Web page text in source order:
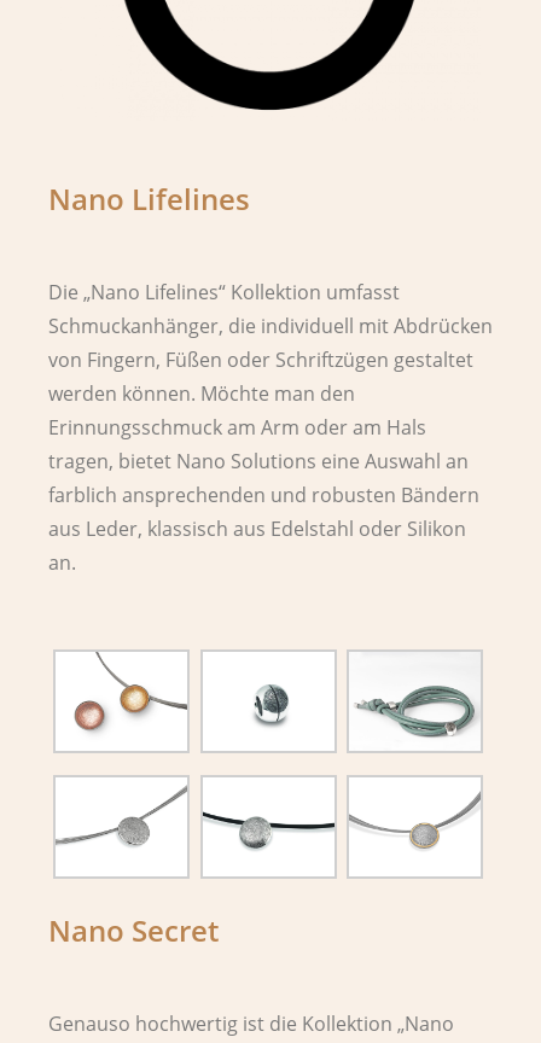
Nano Lifelines
Die „Nano Lifelines“ Kollektion umfasst
Schmuckanhänger, die individuell mit Abdrücken
von Fingern, Füßen oder Schriftzügen gestaltet
werden können. Möchte man den
Erinnungsschmuck am Arm oder am Hals
tragen, bietet Nano Solutions eine Auswahl an
farblich ansprechenden und robusten Bändern
aus Leder, klassisch aus Edelstahl oder Silikon
an.
Nano Secret
Genauso hochwertig ist die Kollektion „Nano